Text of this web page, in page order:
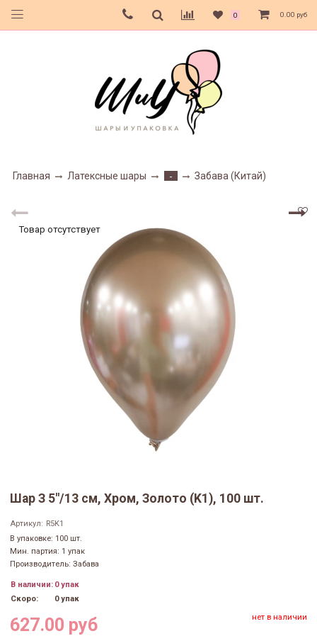
0 0.00 руб
Главная Латексные шары - Забава (Китай)
Товар отсутствует
Шар З 5"/13 см, Хром, Золото (K1), 100 шт.
Артикул: R5K1
В упаковке: 100 шт.
Мин. партия: 1 упак
Производитель: Забава
В наличии: 0 упак
Скоро:
0 упак
627.00 руб нет в наличии